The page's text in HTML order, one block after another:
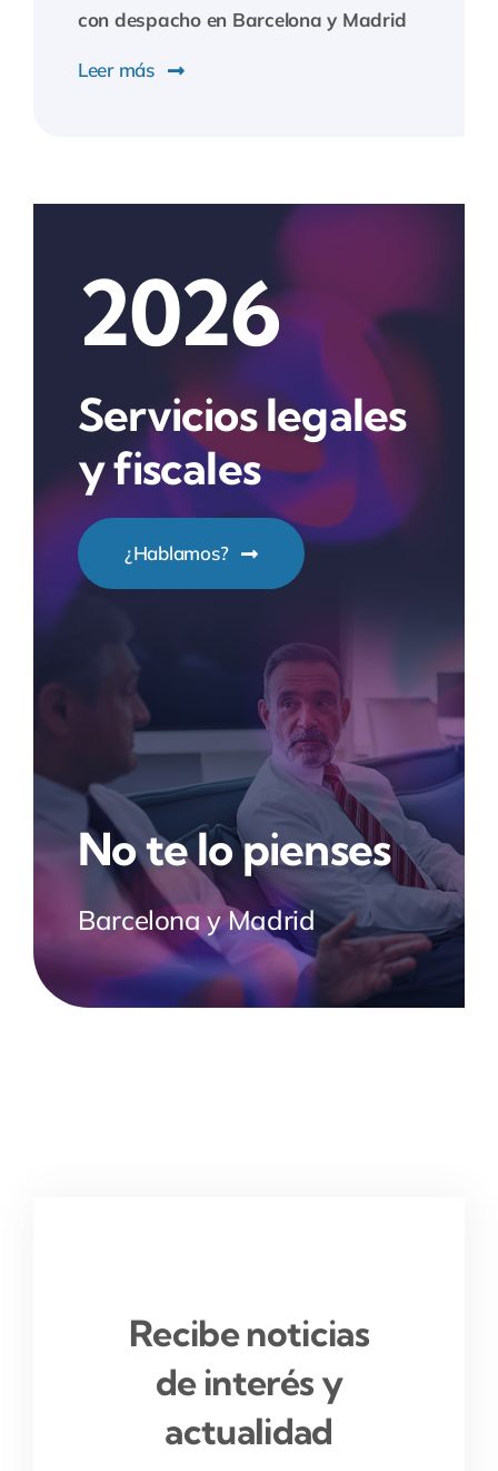
con despacho en Barcelona y Madrid
Leer más
2026
Servicios legales
y fiscales
¿Hablamos?
No te lo pienses
Barcelona y Madrid
Recibe noticias
de interés y
actualidad